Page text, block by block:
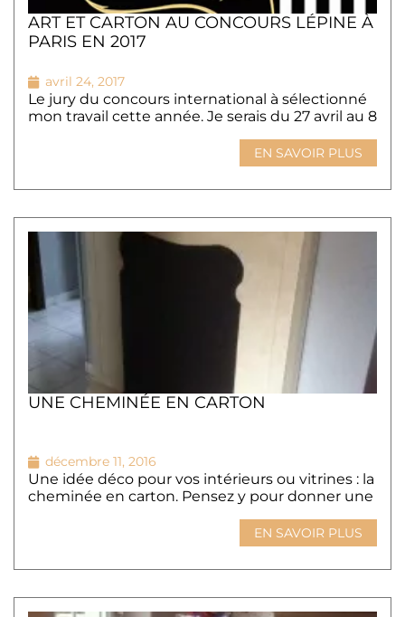
ART ET CARTON AU CONCOURS LÉPINE À
PARIS EN 2017
avril 24, 2017
Le jury du concours international à sélectionné
mon travail cette année. Je serais du 27 avril au 8
EN SAVOIR PLUS
UNE CHEMINÉE EN CARTON
décembre 11, 2016
Une idée déco pour vos intérieurs ou vitrines : la
cheminée en carton. Pensez y pour donner une
EN SAVOIR PLUS